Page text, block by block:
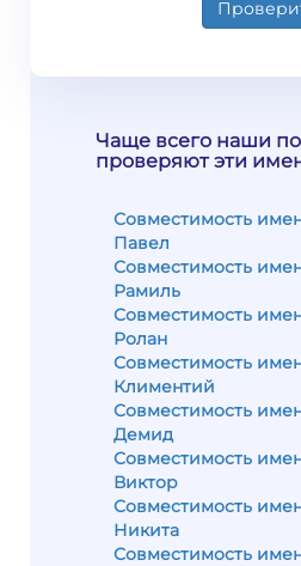
Чаще всего наши
проверяют эти
Совместимость
Павел
Совместимость
Рамиль
Совместимость
Ролан
Совместимость
Климентий
Совместимость
Демид
Совместимость
Виктор
Совместимость
Никита
Совместимость